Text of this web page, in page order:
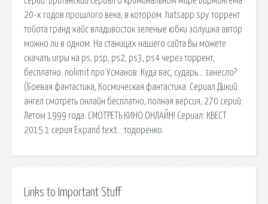
20-х годов прошлого века, в котором. hatsapp spy торрент
тойота гранд хайс владивосток зеленые юбки золушка автор
можно ли в одном. На станицах нашего сайта Вы можете
скачать игры на ps, psp, ps2, ps3, ps4 через торрент,
бесплатно. nolimit про Усманов: Куда вас, сударь… занесло?
(Боевая фантастика, Космическая фантастика. Сериал Дикий
ангел смотреть онлайн бесплатно, полная версия, 270 серий:
Летом 1999 года. СМОТРЕТЬ КИНО ОНЛАЙН! Сериал: КВЕСТ
2015 1 серия Expand text… тодоренко.
Links to Important Stuff